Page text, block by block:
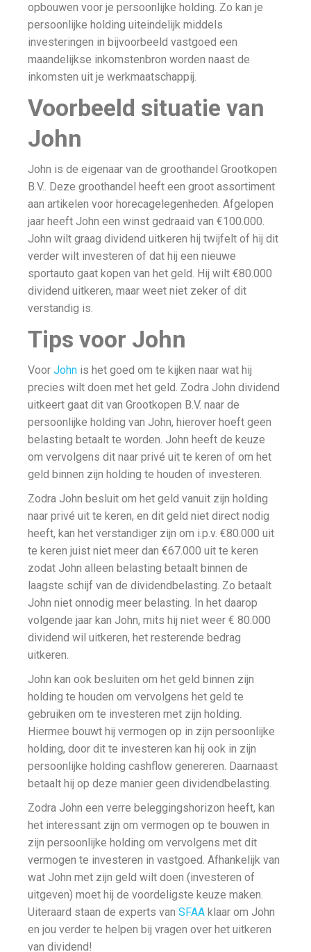
opbouwen voor je persoonlijke holding. Zo kan je
persoonlijke holding uiteindelijk middels
investeringen in bijvoorbeeld vastgoed een
maandelijkse inkomstenbron worden naast de
inkomsten uit je werkmaatschappij.
Voorbeeld situatie van
John
John is de eigenaar van de groothandel Grootkopen
B.V.. Deze groothandel heeft een groot assortiment
aan artikelen voor horecagelegenheden. Afgelopen
jaar heeft John een winst gedraaid van €100.000.
John wilt graag dividend uitkeren hij twijfelt of hij dit
verder wilt investeren of dat hij een nieuwe
sportauto gaat kopen van het geld. Hij wilt €80.000
dividend uitkeren, maar weet niet zeker of dit
verstandig is.
Tips voor John
Voor John is het goed om te kijken naar wat hij
precies wilt doen met het geld. Zodra John dividend
uitkeert gaat dit van Grootkopen B.V. naar de
persoonlijke holding van John, hierover hoeft geen
belasting betaalt te worden. John heeft de keuze
om vervolgens dit naar privé uit te keren of om het
geld binnen zijn holding te houden of investeren.
Zodra John besluit om het geld vanuit zijn holding
naar privé uit te keren, en dit geld niet direct nodig
heeft, kan het verstandiger zijn om i.p.v. €80.000 uit
te keren juist niet meer dan €67.000 uit te keren
zodat John alleen belasting betaalt binnen de
laagste schijf van de dividendbelasting. Zo betaalt
John niet onnodig meer belasting. In het daarop
volgende jaar kan John, mits hij niet weer € 80.000
dividend wil uitkeren, het resterende bedrag
uitkeren.
John kan ook besluiten om het geld binnen zijn
holding te houden om vervolgens het geld te
gebruiken om te investeren met zijn holding.
Hiermee bouwt hij vermogen op in zijn persoonlijke
holding, door dit te investeren kan hij ook in zijn
persoonlijke holding cashflow genereren. Daarnaast
betaalt hij op deze manier geen dividendbelasting.
Zodra John een verre beleggingshorizon heeft, kan
het interessant zijn om vermogen op te bouwen in
zijn persoonlijke holding om vervolgens met dit
vermogen te investeren in vastgoed. Afhankelijk van
wat John met zijn geld wilt doen (investeren of
uitgeven) moet hij de voordeligste keuze maken.
Uiteraard staan de experts van SFAA klaar om John
en jou verder te helpen bij vragen over het uitkeren
van dividend!